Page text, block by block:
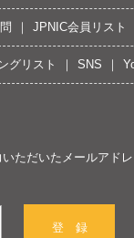
JPNIC会員リスト
グリスト SNS
ただいたメールアド
登 録